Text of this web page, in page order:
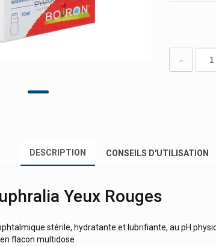
-
DESCRIPTION CONSEILS D'UTILISATION
Yeux Rouges
stérile, hydratante et lubrifiante, au pH
flacon multidose